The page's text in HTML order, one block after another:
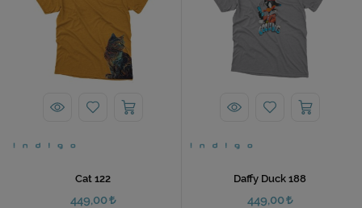
Cat 122
449,00
Daffy Duck 188
449,00